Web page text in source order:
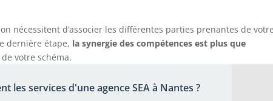
nécessitent d’associer les différentes parties prenantes de votre
dernière étape, la synergie des compétences est plus que
votre schéma.
les services d'une agence SEA à Nantes ?